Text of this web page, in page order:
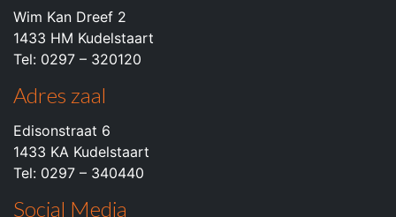
Wim Kan Dreef 2
1433 HM Kudelstaart
Tel: 0297 – 320120
Adres zaal
Edisonstraat 6
1433 KA Kudelstaart
Tel: 0297 – 340440
Social Media